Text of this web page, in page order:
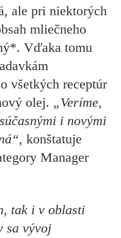
ale pri niektorých
mliečneho
. Vďaka tomu
všetkých receptúr
olej. „Veríme,
i novými
, konštatuje
Manager
tak i v oblasti
sa vývoj